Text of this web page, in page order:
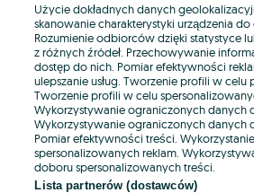
E-mail
Hasło
Użycie dokładnych danych
skanowanie charakterystyki urządzenia
Rozumienie odbiorców dzięki statystyce
z różnych źródeł. Przechowywanie
dostęp do nich. Pomiar efektywności
ulepszanie usług. Tworzenie profili w celu
Tworzenie profili w celu
Wykorzystywanie ograniczonych danych
Wykorzystywanie ograniczonych danych
Pomiar efektywności treści.
spersonalizowanych reklam.
doboru spersonalizowanych treści.
Lista partnerów (dostawców)